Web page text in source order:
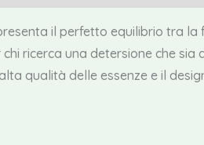
il perfetto equilibrio tra
ricerca una detersione che
qualità delle essenze e il